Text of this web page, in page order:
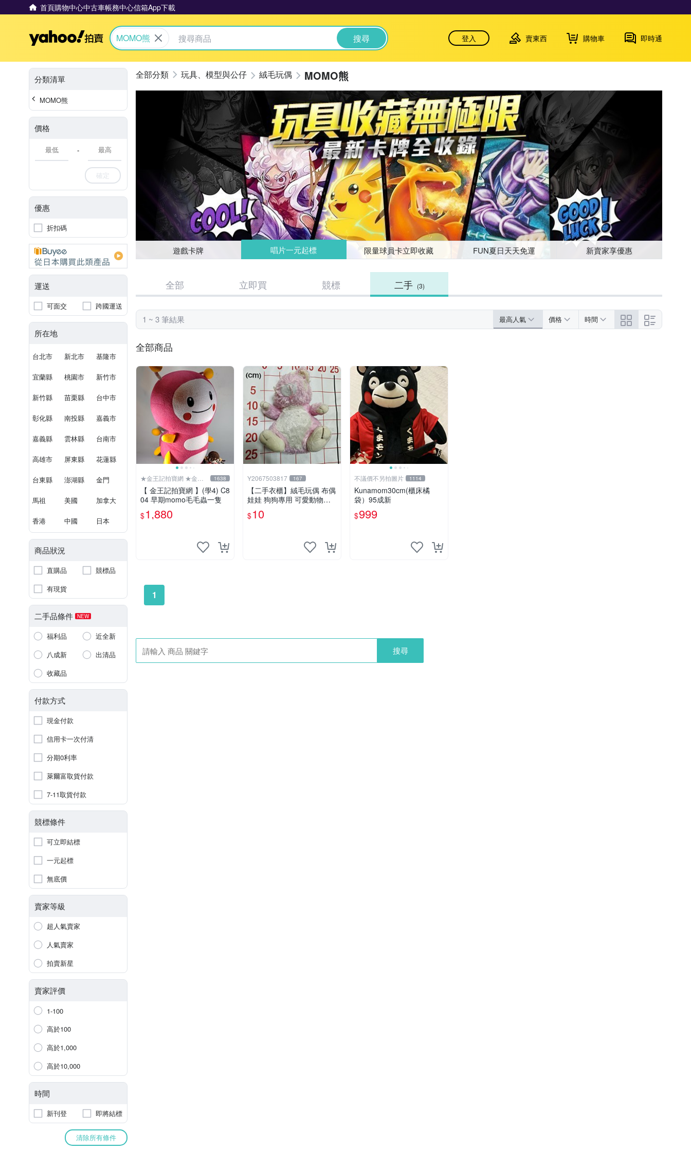
首頁購物中心中古車帳務中心信箱App下載
Yahoo拍賣
MOMO熊 搜尋 登入 賣東西 購物車 即時通
分類清單
MOMO熊
價格
-
確定
優惠
折扣碼
運送
可面交 跨國運送
所在地
台北市 新北市 基隆市
宜蘭縣 桃園市 新竹市
新竹縣 苗栗縣 台中市
彰化縣 南投縣 嘉義市
嘉義縣 雲林縣 台南市
高雄市 屏東縣 花蓮縣
台東縣 澎湖縣 金門
馬祖 美國 加拿大
香港 中國 日本
商品狀況
直購品
競標品
有現貨
二手品條件 NEW
福利品
近全新
八成新
出清品
收藏品
付款方式
現金付款
信用卡一次付清
分期0利率
萊爾富取貨付款
7-11取貨付款
競標條件
可立即結標
一元起標
無底價
賣家等級
超人氣賣家
人氣賣家
拍賣新星
賣家評價
1-100
高於100
高於1,000
高於10,000
時間
新刊登 即將結標
清除所有條件
玩具、模型與公仔 絨毛玩偶 MOMO熊
遊戲卡牌 唱片一元起標 限量球員卡立即收藏 FUN夏日天天免運 新賣家享優惠
全部 立即買 競標 二手 (3)
1 ~ 3 筆結果 最高人氣 價格 時間
全部商品
★金王記拍寶網 ★金王
記拍寶趣
1638
【 金王記拍寶網 】(學4) C8
04 早期momo毛毛蟲一隻
$1,880
Y2067503817 167
【二手衣櫃】絨毛玩偶 布偶
娃娃 狗狗專用 可愛動物系
列 耐咬耐磨玩具 玩偶 粉紅
熊寵物玩具 1120929
$10
不議價不另拍圖片 1114
Kunamom30cm(櫃床橘
袋）95成新
$999
1
搜尋